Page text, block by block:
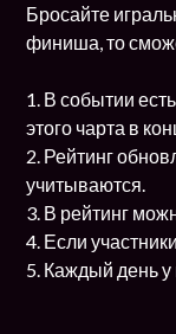
Бросайте
финиша, то
1. В событии
этого чарта в
2. Рейтинг
учитываются.
3. В рейтинг
4. Если
5. Каждый день у